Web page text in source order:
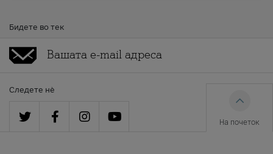
Бидете во тек
Следете нè
На почеток